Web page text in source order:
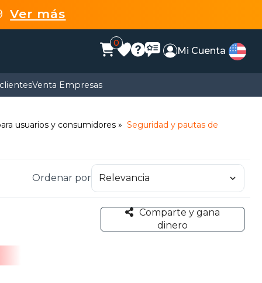
Ver más
0
Mi Cuenta
Venta Empresas
usuarios y consumidores
Seguridad y pautas de
Ordenar por
Comparte y gana
dinero